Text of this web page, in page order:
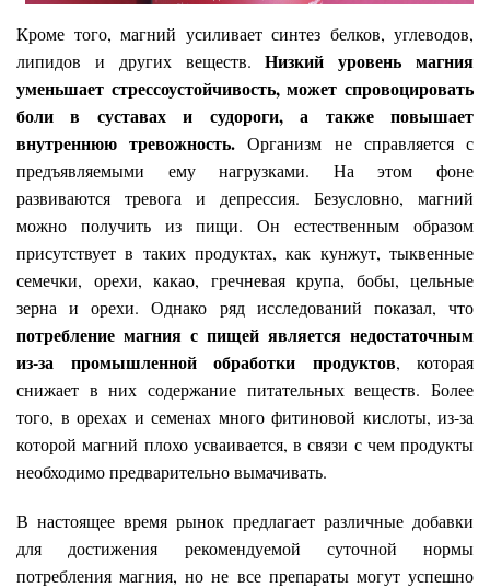
Кроме того, магний усиливает синтез белков, углеводов,
липидов и других веществ.Низкий уровень магния
уменьшает стрессоустойчивость, может спровоцировать
боли в суставах и судороги, а также повышает
внутреннюю тревожность.Организм не справляется с
предъявляемыми ему нагрузками. На этом фоне
развиваются тревога и депрессия. Безусловно, магний
можно получить из пищи. Он естественным образом
присутствует в таких продуктах, как кунжут, тыквенные
семечки, орехи, какао, гречневая крупа, бобы, цельные
зерна и орехи. Однако ряд исследований показал, что
потребление магния с пищей является недостаточным
из-за промышленной обработки продуктов, которая
снижает в них содержание питательных веществ. Более
того, в орехах и семенах много фитиновой кислоты, из-за
которой магний плохо усваивается, в связи с чем продукты
необходимо предварительно вымачивать.
В настоящее время рынок предлагает различные добавки
для достижения рекомендуемой суточной нормы
потребления магния,но не все препараты могут успешно